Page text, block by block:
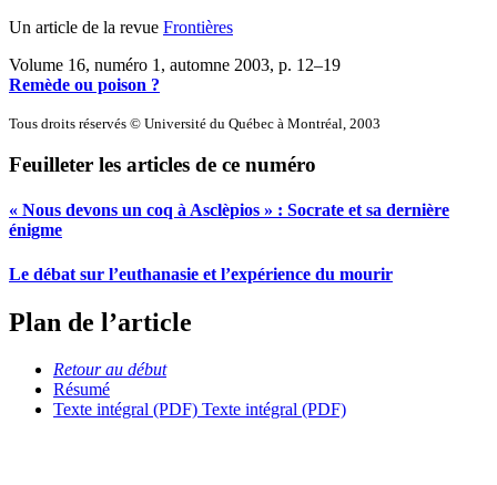
Un article de la revue Frontières
Volume 16, numéro 1, automne 2003, p. 12–19
Remède ou poison ?
Tous droits réservés © Université du Québec à Montréal, 2003
Feuilleter les articles de ce numéro
« Nous devons un coq à Asclèpios » : Socrate et sa dernière
énigme
Le débat sur l’euthanasie et l’expérience du mourir
Plan de l’article
Retour au début
Résumé
Texte intégral (PDF) Texte intégral (PDF)